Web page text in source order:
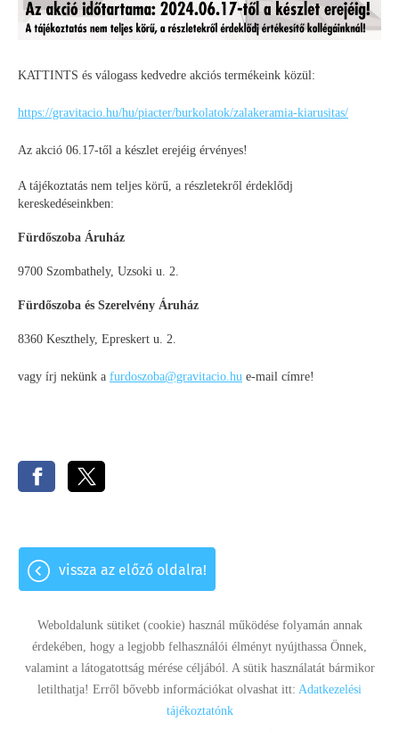
KATTINTS és válogass kedvedre akciós termékeink közül:
https://gravitacio.hu/hu/piacter/burkolatok/zalakeramia-kiarusitas/
Az akció 06.17-től a készlet erejéig érvényes!
A tájékoztatás nem teljes körű, a részletekről érdeklődj
kereskedéseinkben:
Fürdőszoba Áruház
9700 Szombathely, Uzsoki u. 2.
Fürdőszoba és Szerelvény Áruház
8360 Keszthely, Epreskert u. 2.
vagy írj nekünk a furdoszoba@gravitacio.hu e-mail címre!
vissza az előző oldalra!
Panaszkezelés Adatkezelési tájékoztató Impresszum
Weboldalunk sütiket (cookie) használ működése folyamán annak
érdekében, hogy a legjobb felhasználói élményt nyújthassa Önnek,
valamint a látogatottság mérése céljából. A sütik használatát bármikor
letilthatja! Erről bővebb információkat olvashat itt: Adatkezelési
tájékoztatónk